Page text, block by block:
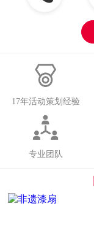
17年活动策划经验
专业团队